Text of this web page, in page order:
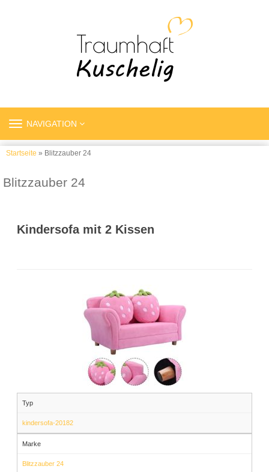
TOGGLE
NAVIGATION
Startseite » Blitzzauber 24
Blitzzauber 24
Kindersofa mit 2 Kissen
Typ
kindersofa-20182
Marke
Blitzzauber 24